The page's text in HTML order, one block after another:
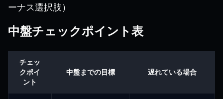
ーナス選択肢）
中盤チェックポイント表
チェッ
クポイ
ント
中盤までの目標 遅れている場合